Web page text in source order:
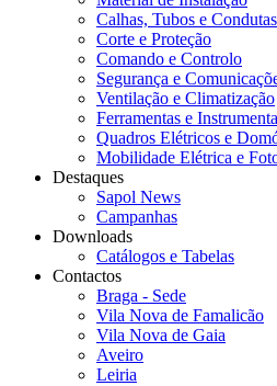
Calhas, Tubos e Condutas
Corte e Proteção
Comando e Controlo
Segurança e
Ventilação e Climatização
Ferramentas e
Quadros Elétricos e
Mobilidade Elétrica e
Destaques
Sapol News
Campanhas
Downloads
Catálogos e Tabelas
Contactos
Braga - Sede
Vila Nova de Famalicão
Vila Nova de Gaia
Aveiro
Leiria